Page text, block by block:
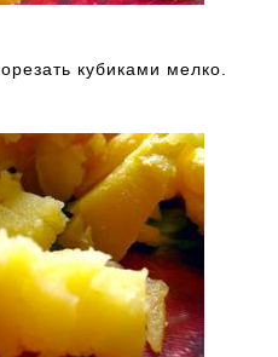
кубиками мелко.